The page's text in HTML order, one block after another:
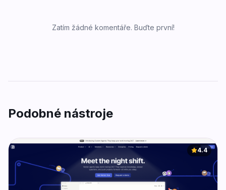
Zatím žádné komentáře. Buďte první!
Podobné nástroje
4.4